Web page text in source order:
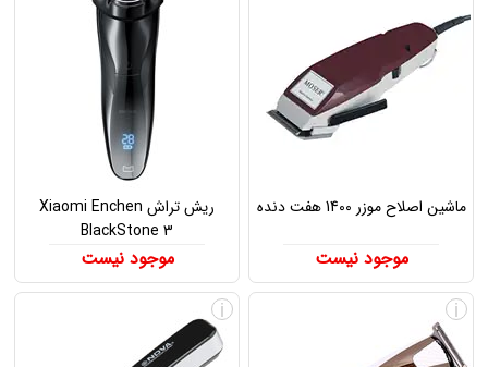
ماشین اصلاح موزر 1400 هفت دنده
موجود نیست
ریش تراش Xiaomi Enchen
BlackStone 3
موجود نیست
i
i